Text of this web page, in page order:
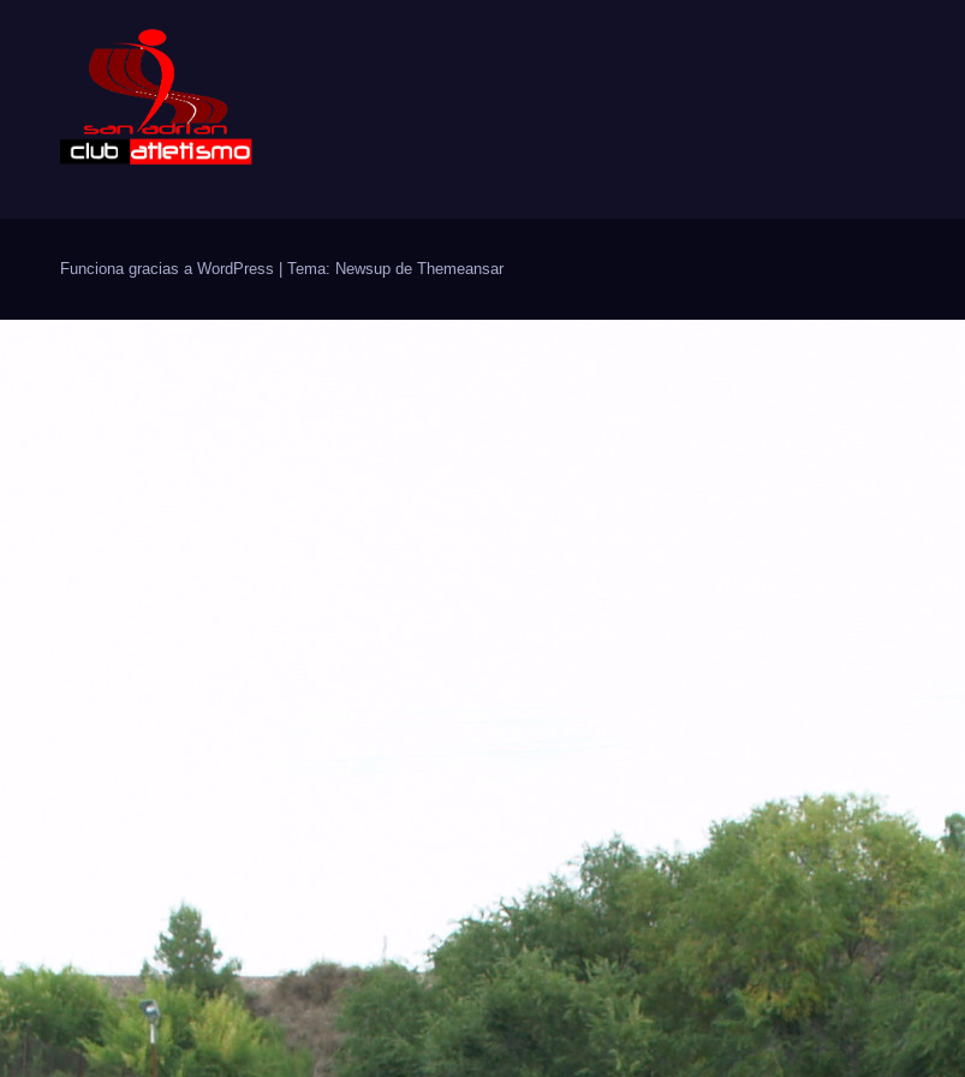
Hilfeseiten, Sprachoptionen und
Plattforminformationen betrachten.
Funciona gracias a WordPress Tema: Newsup de Themeansar